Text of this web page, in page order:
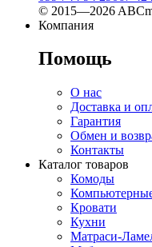
© 2015—2026
Компания
Помощь
О нас
Доставка и
Гарантия
Обмен и
Контакты
Каталог товаров
Комоды
Кровати
Кухни
Матраси-